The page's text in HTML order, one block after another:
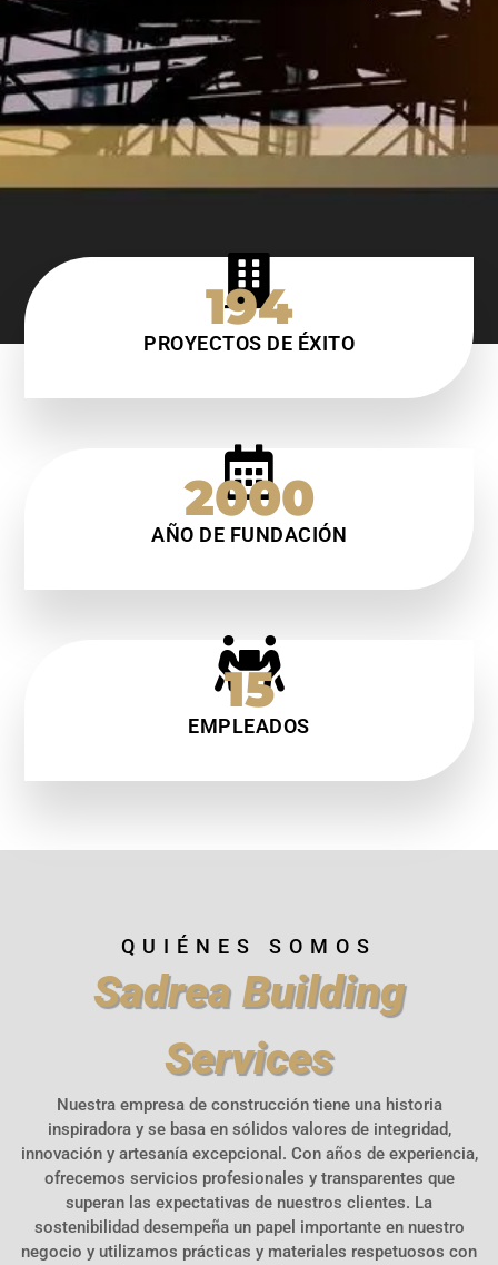
194
PROYECTOS DE ÉXITO
2000
AÑO DE FUNDACIÓN
15
EMPLEADOS
QUIÉNES SOMOS
Sadrea Building
Services
Nuestra empresa de construcción tiene una historia
inspiradora y se basa en sólidos valores de integridad,
innovación y artesanía excepcional. Con años de experiencia,
ofrecemos servicios profesionales y transparentes que
superan las expectativas de nuestros clientes. La
sostenibilidad desempeña un papel importante en nuestro
negocio y utilizamos prácticas y materiales respetuosos con